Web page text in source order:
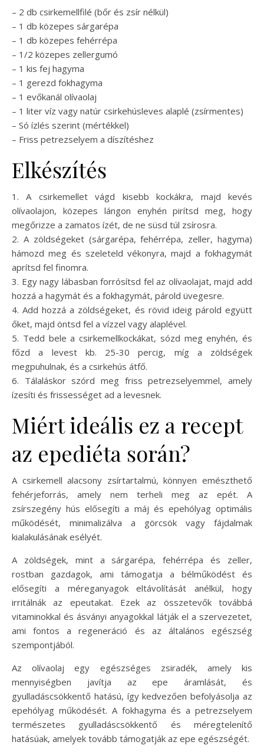
– 2 db csirkemellfilé (bőr és zsír nélkül)
– 1 db közepes sárgarépa
– 1 db közepes fehérrépa
– 1/2 közepes zellergumó
– 1 kis fej hagyma
– 1 gerezd fokhagyma
– 1 evőkanál olívaolaj
– 1 liter víz vagy natúr csirkehúsleves alaplé (zsírmentes)
– Só ízlés szerint (mértékkel)
– Friss petrezselyem a díszítéshez
Elkészítés
1. A csirkemellet vágd kisebb kockákra, majd kevés
olívaolajon, közepes lángon enyhén pirítsd meg, hogy
megőrizze a zamatos ízét, de ne süsd túl zsírosra.
2. A zöldségeket (sárgarépa, fehérrépa, zeller, hagyma)
hámozd meg és szeleteld vékonyra, majd a fokhagymát
aprítsd fel finomra.
3. Egy nagy lábasban forrósítsd fel az olívaolajat, majd add
hozzá a hagymát és a fokhagymát, párold üvegesre.
4. Add hozzá a zöldségeket, és rövid ideig párold együtt
őket, majd öntsd fel a vízzel vagy alaplével.
5. Tedd bele a csirkemellkockákat, sózd meg enyhén, és
főzd a levest kb. 25-30 percig, míg a zöldségek
megpuhulnak, és a csirkehús átfő.
6. Tálaláskor szórd meg friss petrezselyemmel, amely
ízesíti és frissességet ad a levesnek.
Miért ideális ez a recept
az epediéta során?
A csirkemell alacsony zsírtartalmú, könnyen emészthető
fehérjeforrás, amely nem terheli meg az epét. A
zsírszegény hús elősegíti a máj és epehólyag optimális
működését, minimalizálva a görcsök vagy fájdalmak
kialakulásának esélyét.
A zöldségek, mint a sárgarépa, fehérrépa és zeller,
rostban gazdagok, ami támogatja a bélműködést és
elősegíti a méreganyagok eltávolítását anélkül, hogy
irritálnák az epeutakat. Ezek az összetevők továbbá
vitaminokkal és ásványi anyagokkal látják el a szervezetet,
ami fontos a regeneráció és az általános egészség
szempontjából.
Az olívaolaj egy egészséges zsiradék, amely kis
mennyiségben javítja az epe áramlását, és
gyulladáscsökkentő hatású, így kedvezően befolyásolja az
epehólyag működését. A fokhagyma és a petrezselyem
természetes gyulladáscsökkentő és méregtelenítő
hatásúak, amelyek tovább támogatják az epe egészségét.